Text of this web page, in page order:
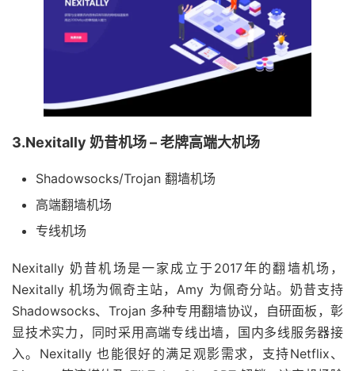
3.Nexitally 奶昔机场 – 老牌高端大机场
Shadowsocks/Trojan 翻墙机场
高端翻墙机场
专线机场
Nexitally 奶昔机场是一家成立于2017年的翻墙机场，
Nexitally 机场为佩奇主站，Amy 为佩奇分站。奶昔支持
Shadowsocks、Trojan 多种专用翻墙协议，自研面板，彰
显技术实力，同时采用高端专线出墙，国内多线服务器接
入。Nexitally 也能很好的满足观影需求，支持Netflix、